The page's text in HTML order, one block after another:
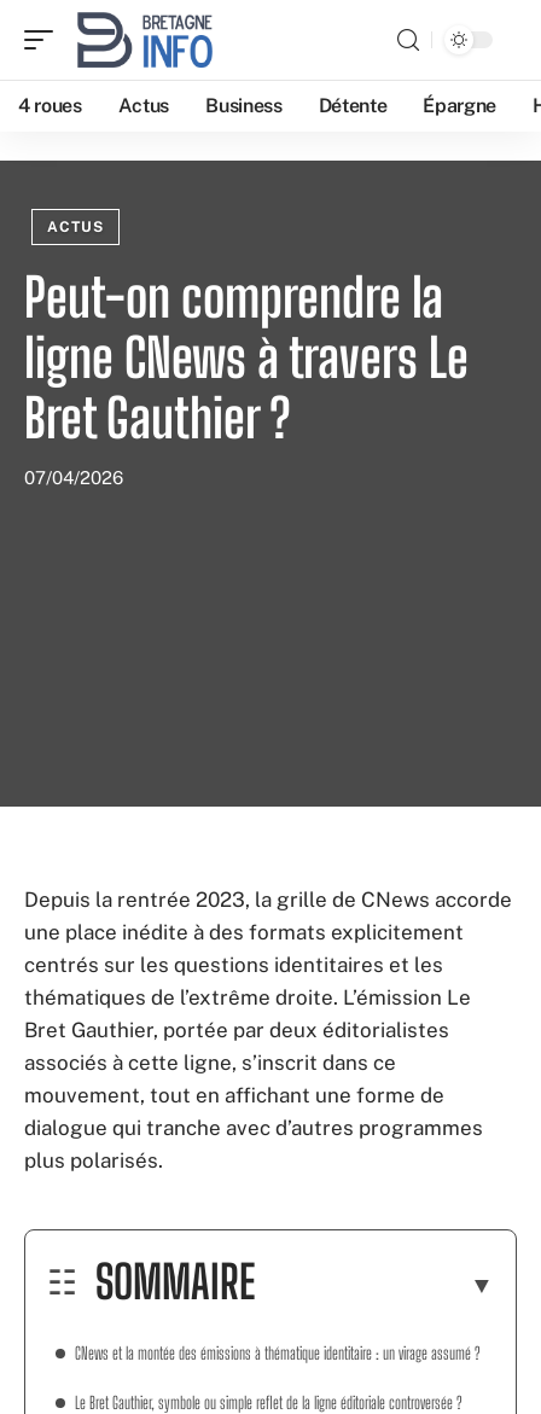
4 roues Actus Business Détente Épargne
ACTUS
Peut-on comprendre la
ligne CNews à travers Le
Bret Gauthier ?
07/04/2026
Depuis la rentrée 2023, la grille de CNews accorde
une place inédite à des formats explicitement
centrés sur les questions identitaires et les
thématiques de l’extrême droite. L’émission Le
Bret Gauthier, portée par deux éditorialistes
associés à cette ligne, s’inscrit dans ce
mouvement, tout en affichant une forme de
dialogue qui tranche avec d’autres programmes
plus polarisés.
SOMMAIRE
CNews et la montée des émissions à thématique identitaire : un virage assumé ?
Le Bret Gauthier, symbole ou simple reflet de la ligne éditoriale controversée ?